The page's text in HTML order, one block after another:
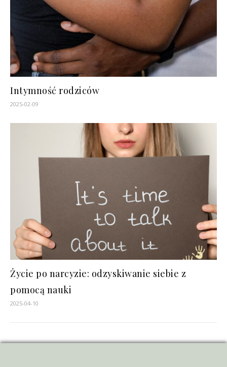
Intymność rodziców
2025-02-09
Życie po narcyzie: odzyskiwanie siebie z
pomocą nauki
2025-04-10